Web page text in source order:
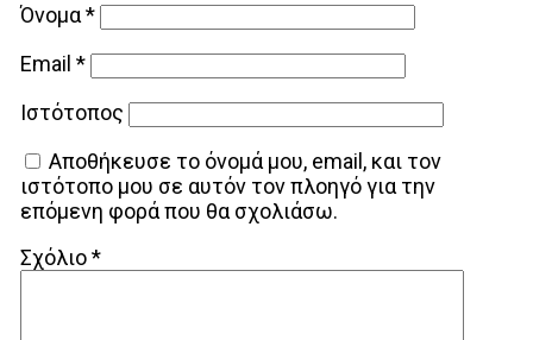
Όνομα*
Email *
Ιστότοπος
Αποθήκευσε το όνομά μου, email, και τον
ιστότοπο μου σε αυτόν τον πλοηγό για την
επόμενη φορά που θα σχολιάσω.
Σχόλιο*